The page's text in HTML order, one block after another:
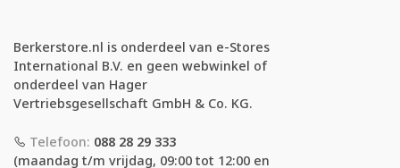
Berkerstore.nl is onderdeel van e-Stores
International B.V. en geen webwinkel of
onderdeel van Hager
Vertriebsgesellschaft GmbH & Co. KG.
Telefoon: 088 28 29 333
(maandag t/m vrijdag, 09:00 tot 12:00 en